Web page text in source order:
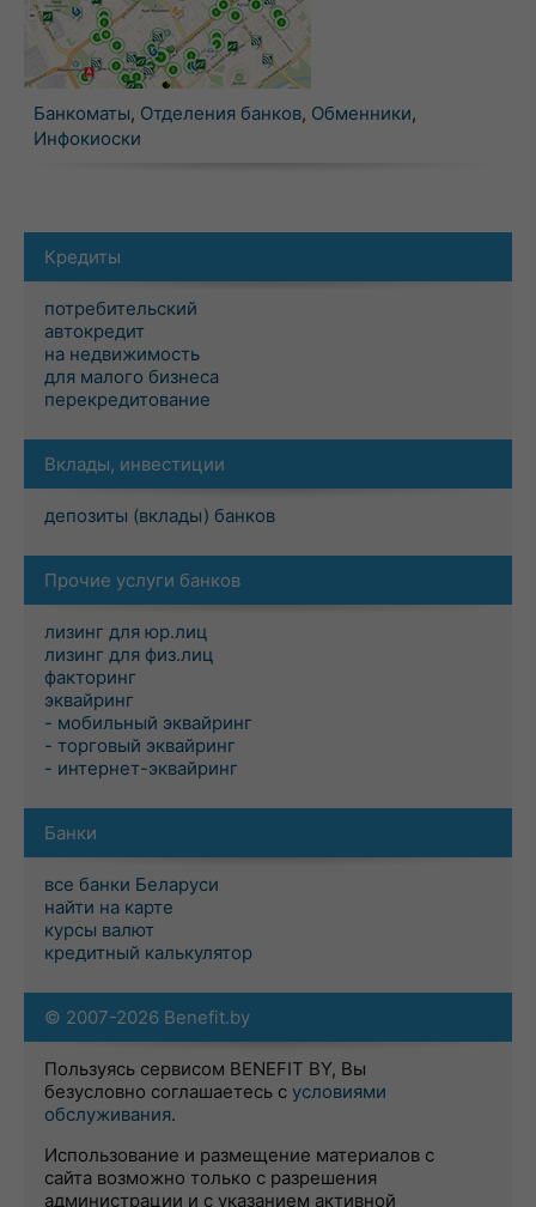
Банкоматы, Отделения банков, Обменники,
Инфокиоски
Кредиты
потребительский
автокредит
на недвижимость
для малого бизнеса
перекредитование
Вклады, инвестиции
депозиты (вклады) банков
Прочие услуги банков
лизинг для юр.лиц
лизинг для физ.лиц
факторинг
эквайринг
- мобильный эквайринг
- торговый эквайринг
- интернет-эквайринг
Банки
все банки Беларуси
найти на карте
курсы валют
кредитный калькулятор
© 2007-2026 Benefit.by
Пользуясь сервисом BENEFIT BY, Вы
безусловно соглашаетесь с условиями
обслуживания.
Использование и размещение материалов с
сайта возможно только с разрешения
администрации и с указанием активной